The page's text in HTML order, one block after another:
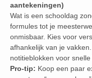
aantekeningen)
Wat is een schooldag
formules tot je
onmisbaar. Kies voor
afhankelijk van je
notitieblokken voor snelle
Pro-tip: Koop een paar